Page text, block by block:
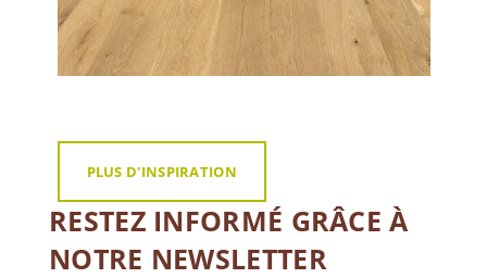
PLUS D'INSPIRATION
RESTEZ INFORMÉ GRÂCE À
NOTRE NEWSLETTER